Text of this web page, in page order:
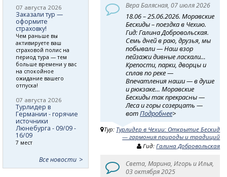
Вера Балясная, 07 июля 2026
18.06 – 25.06.2026. Моравские
Бескиды – поездка в Чехию.
Гид: Галина Добровольская.
Семь дней в раю, друзья, мы
побывали — Наш взор
пейзажи дивные ласкали…
Крепости, парки, дворцы и
сплав по реке —
Впечатления наши — в душе
и рюкзаке… Моравские
Бескиды так прекрасны —
Леса и горы созерцать —
вотПодробнее>
Тур: Турлидер в Чехии: Открытие Бескид
— гармония природы и традиций
Гид:Галина Добровольская
Света, Марина, Игорь и Илья,
03 октября 2025
07 августа 2026
Заказали тур —
оформите
страховку!
Чем раньше вы
активируете ваш
страховой полис на
период тура — тем
больше времени у вас
на спокойное
ожидание вашего
отпуска!
07 августа 2026
Турлидер в
Германии - горячие
источники
Люнебурга - 09/09 -
16/09
7 мест
Все новости